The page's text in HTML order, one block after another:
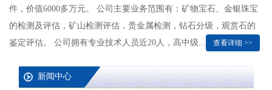
件，价值6000多万元。 公司主要业务范围有：矿物宝石、金银珠宝
的检测及评估，矿山检测评估，贵金属检测，钻石分级，观赏石的
鉴定评估。 公司拥有专业技术人员近20人，高中级...
查看详细 >>
新闻中心